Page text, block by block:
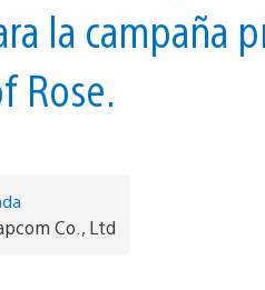
la campaña
Rose.
Co., Ltd